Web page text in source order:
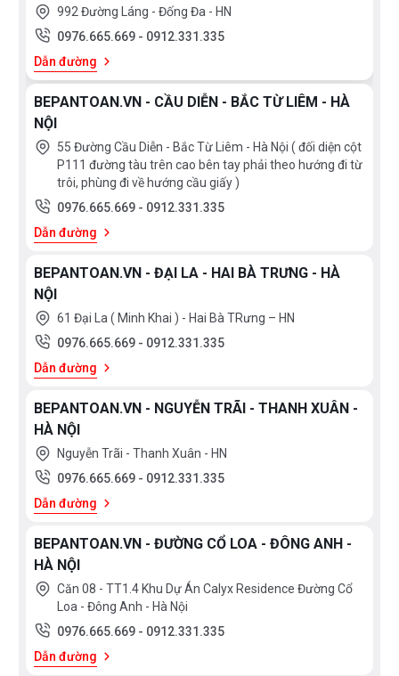
992 Đường Láng - Đống Đa - HN
0976.665.669 - 0912.331.335
Dẫn đường
BEPANTOAN.VN - CẦU DIỄN - BẮC TỪ LIÊM - HÀ
NỘI
55 Đường Cầu Diễn - Bắc Từ Liêm - Hà Nội ( đối diện cột
P111 đường tàu trên cao bên tay phải theo hướng đi từ
trôi, phùng đi về hướng cầu giấy )
0976.665.669 - 0912.331.335
Dẫn đường
BEPANTOAN.VN - ĐẠI LA - HAI BÀ TRƯNG - HÀ
NỘI
61 Đại La ( Minh Khai ) - Hai Bà TRưng – HN
0976.665.669 - 0912.331.335
Dẫn đường
BEPANTOAN.VN - NGUYỄN TRÃI - THANH XUÂN -
HÀ NỘI
Nguyễn Trãi - Thanh Xuân - HN
0976.665.669 - 0912.331.335
Dẫn đường
BEPANTOAN.VN - ĐƯỜNG CỔ LOA - ĐÔNG ANH -
HÀ NỘI
Căn 08 - TT1.4 Khu Dự Án Calyx Residence Đường Cổ
Loa - Đông Anh - Hà Nội
0976.665.669 - 0912.331.335
Dẫn đường